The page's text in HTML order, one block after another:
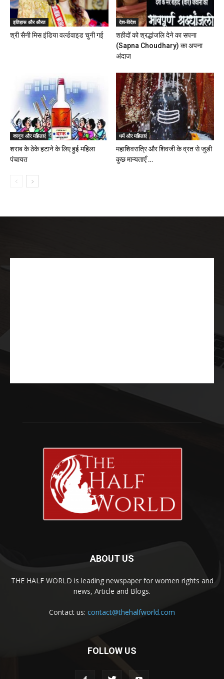
इतिहास और औरत
श्री सैनी मिस इंडिया वर्ल्डवाइड चुनी गई
देश-विदेश
शहीदों को श्रद्धांजलि देने का सपना
(Sapna Choudhary) का अपना
अंदाज
कानून और महिलाएं
शराब के ठेके हटाने के लिए हुई महिला
पंचायत
धर्म और महिलाएं
महाशिवरात्रि और शिवजी के व्रत से जुडी
कुछ मान्यताएँ …
ABOUT US
THE HALF WORLD is leading newspaper for women rights and
news, Article and Blogs.
Contact us: contact@thehalfworld.com
FOLLOW US